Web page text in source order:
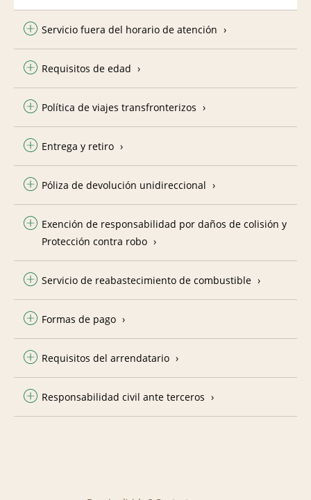
Servicio fuera del horario de atención
Requisitos de edad
Política de viajes transfronterizos
Entrega y retiro
Póliza de devolución unidireccional
Exención de responsabilidad por daños de colisión y
Protección contra robo
Servicio de reabastecimiento de combustible
Formas de pago
Requisitos del arrendatario
Responsabilidad civil ante terceros